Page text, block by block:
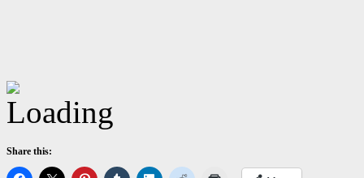
Share this: